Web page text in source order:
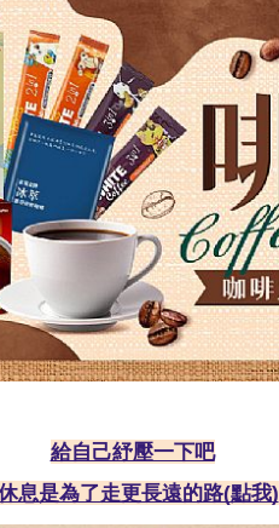
給自己紓壓一下吧
息是為了走更長遠的路(點我)